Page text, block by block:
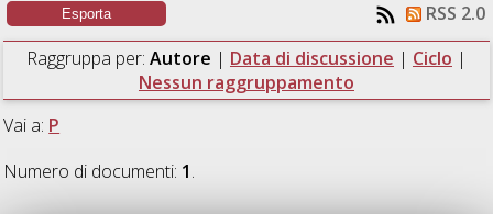
RSS 2.0
Raggruppa per: Autore | Data di discussione | Ciclo |
Nessun raggruppamento
Vai a: P
Numero di documenti: 1.